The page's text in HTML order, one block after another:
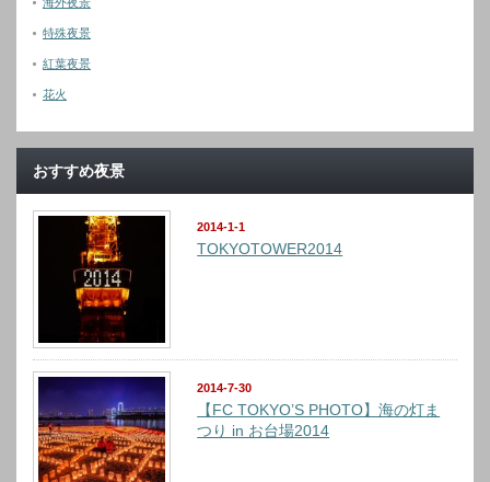
特殊夜景
紅葉夜景
花火
おすすめ夜景
2014-1-1
TOKYOTOWER2014
2014-7-30
【FC TOKYO’S PHOTO】海の灯ま
つり in お台場2014